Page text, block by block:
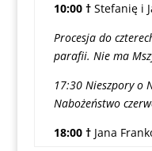
10:00 † Stefanię i
Procesja do
parafii. Nie ma
17:30 Nieszpory o
Nabożeństwo
18:00 † Jana